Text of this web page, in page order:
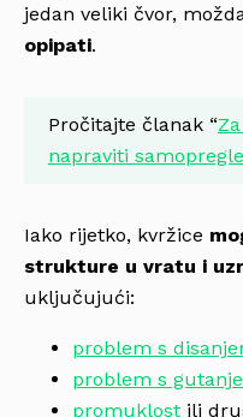
jedan veliki čvor,
opipati.
Pročitajte članak “
napraviti
Iako rijetko, kvržice
strukture u vratu i
uključujući:
problem s
problem s
promuklost ili